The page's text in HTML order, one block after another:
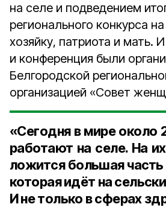
на селе и подведением
регионального конкурса
хозяйку, патриота и мать.
и конференция были
Белгородской
организацией «Совет
«Сегодня в мире
работают на селе. На
ложится большая
которая идёт на
И не только в сферах